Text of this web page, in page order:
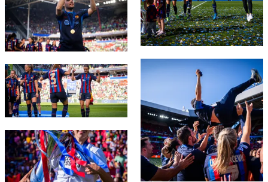
FC Barcelona club badge
FC Barcelona club badge
FC Barcelona club badge